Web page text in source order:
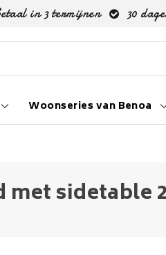
in 3 termijnen 30
Woonseries van Benoa
sidetable